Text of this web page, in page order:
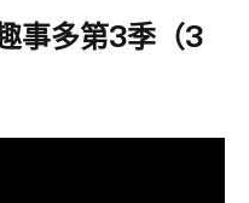
事多第3季（3